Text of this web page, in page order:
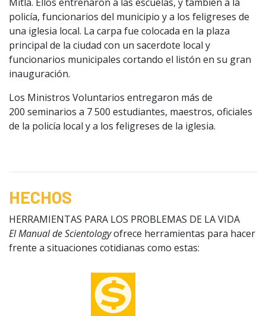
policía, funcionarios del municipio y a los feligreses de
una iglesia local. La carpa fue colocada en la plaza
principal de la ciudad con un sacerdote local y
funcionarios municipales cortando el listón en su gran
inauguración.
Los Ministros Voluntarios entregaron más de
200 seminarios a 7 500 estudiantes, maestros, oficiales
de la policía local y a los feligreses de la iglesia.
HECHOS
HERRAMIENTAS PARA LOS PROBLEMAS DE LA VIDA
El Manual de Scientologyofrece herramientas para hacer
frente a situaciones cotidianas como estas: